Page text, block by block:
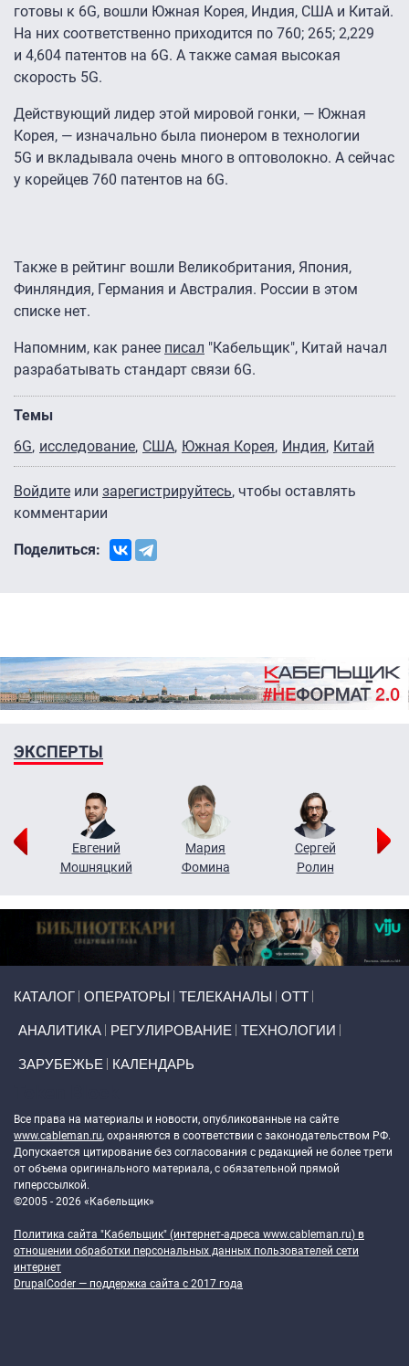
готовы к 6G, вошли Южная Корея, Индия, США и Китай.
На них соответственно приходится по 760; 265; 2,229
и 4,604 патентов на 6G. А также самая высокая
скорость 5G.
Действующий лидер этой мировой гонки, — Южная
Корея, — изначально была пионером в технологии
5G и вкладывала очень много в оптоволокно. А сейчас
у корейцев 760 патентов на 6G.
Также в рейтинг вошли Великобритания, Япония,
Финляндия, Германия и Австралия. России в этом
списке нет.
Напомним, как ранее писал "Кабельщик", Китай начал
разрабатывать стандарт связи 6G.
Темы
6G исследование США Южная Корея Индия Китай
Войдите или зарегистрируйтесь, чтобы оставлять
комментарии
Поделиться:
ЭКСПЕРТЫ
Евгений
Мошняцкий
Мария
Фомина
Сергей
Ролин
КАТАЛОГ ОПЕРАТОРЫ ТЕЛЕКАНАЛЫ ОТТ
АНАЛИТИКА РЕГУЛИРОВАНИЕ ТЕХНОЛОГИИ
ЗАРУБЕЖЬЕ КАЛЕНДАРЬ
Все права на материалы и новости, опубликованные на сайте
www.cableman.ru, охраняются в соответствии с законодательством РФ.
Допускается цитирование без согласования с редакцией не более трети
от объема оригинального материала, с обязательной прямой
гиперссылкой.
©2005 - 2026 «Кабельщик»
Политика сайта "Кабельщик" (интернет-адреса www.cableman.ru) в
отношении обработки персональных данных пользователей сети
интернет
DrupalCoder — поддержка сайта c 2017 года